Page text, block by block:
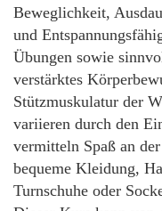
Beweglichkeit,
und
Übungen sowie
verstärktes
Stützmuskulatur der
variieren durch den
vermitteln Spaß an
bequeme Kleidung,
Turnschuhe oder